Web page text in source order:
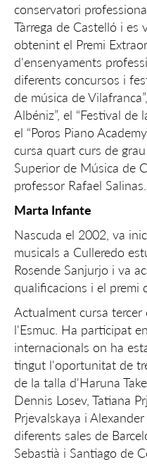
conservatori
Tàrrega de Castelló i es
obtenint el Premi
d'ensenyaments
diferents concursos i
de música de
Albéniz”, el “Festival de
el “Poros Piano
cursa quart curs de
Superior de Música de
professor Rafael Salinas.
Marta Infante
Nascuda el 2002, va
musicals a Culleredo
Rosende Sanjurjo i va
qualificacions i el premi
Actualment cursa
l'Esmuc. Ha participat
internacionals on ha
tingut l'oportunitat de
de la talla d'Haruna
Dennis Losev, Tatiana
Prjevalskaya i
diferents sales de
Sebastià i Santiago de